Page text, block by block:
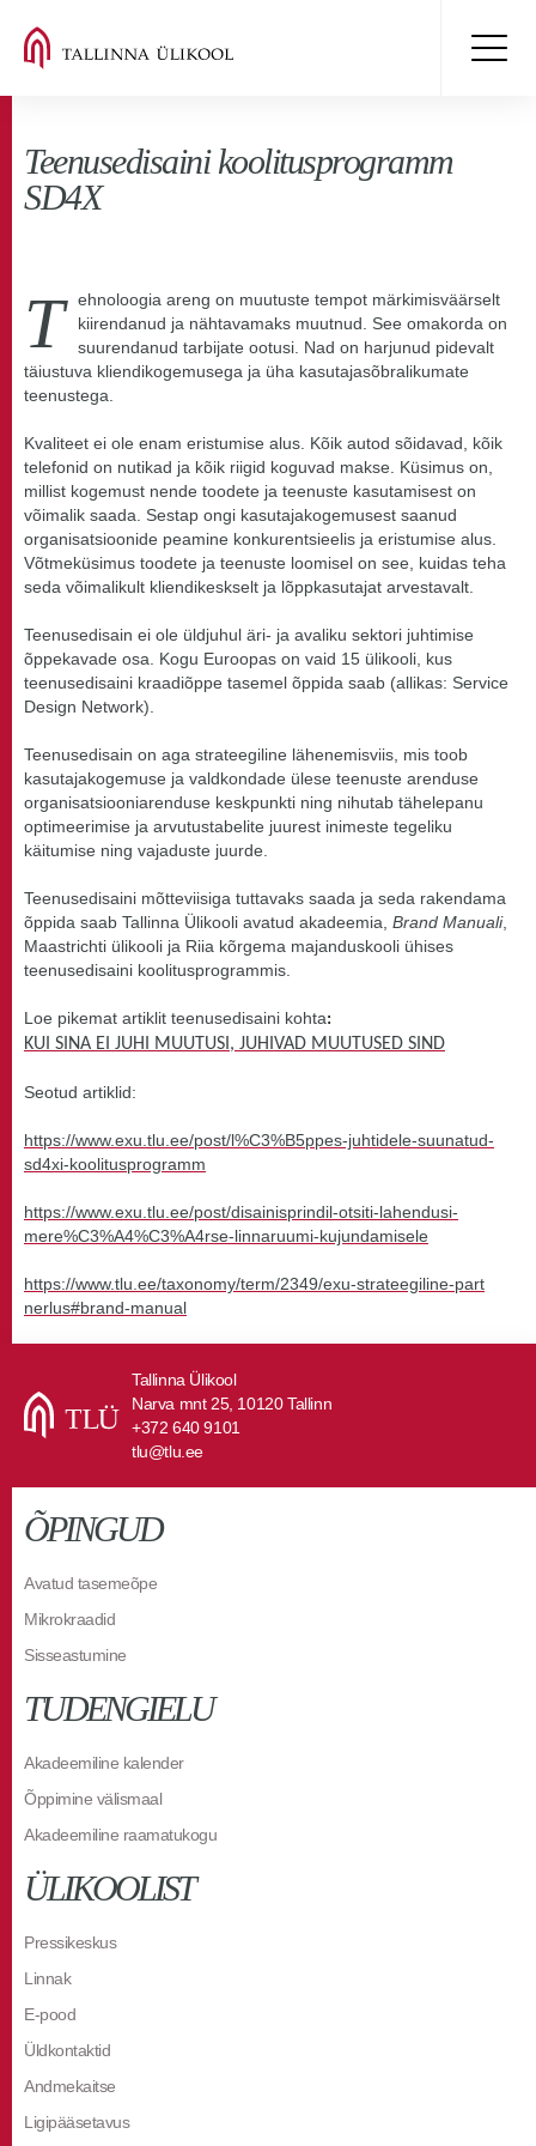
Teenusedisaini koolitusprogramm
SD4X
T
ehnoloogia areng on muutuste tempot märkimisväärselt
kiirendanud ja nähtavamaks muutnud. See omakorda on
suurendanud tarbijate ootusi. Nad on harjunud pidevalt
täiustuva kliendikogemusega ja üha kasutajasõbralikumate
teenustega.
Kvaliteet ei ole enam eristumise alus. Kõik autod sõidavad, kõik
telefonid on nutikad ja kõik riigid koguvad makse. Küsimus on,
millist kogemust nende toodete ja teenuste kasutamisest on
võimalik saada. Sestap ongi kasutajakogemusest saanud
organisatsioonide peamine konkurentsieelis ja eristumise alus.
Võtmeküsimus toodete ja teenuste loomisel on see, kuidas teha
seda võimalikult kliendikeskselt ja lõppkasutajat arvestavalt.
Teenusedisain ei ole üldjuhul äri- ja avaliku sektori juhtimise
õppekavade osa. Kogu Euroopas on vaid 15 ülikooli, kus
teenusedisaini kraadiõppe tasemel õppida saab (allikas: Service
Design Network).
Teenusedisain on aga strateegiline lähenemisviis, mis toob
kasutajakogemuse ja valdkondade ülese teenuste arenduse
organisatsiooniarenduse keskpunkti ning nihutab tähelepanu
optimeerimise ja arvutustabelite juurest inimeste tegeliku
käitumise ning vajaduste juurde.
Teenusedisaini mõtteviisiga tuttavaks saada ja seda rakendama
õppida saab Tallinna Ülikooli avatud akadeemia, Brand Manuali,
Maastrichti ülikooli ja Riia kõrgema majanduskooli ühises
teenusedisaini koolitusprogrammis.
Loe pikemat artiklit teenusedisaini kohta:
KUI SINA EI JUHI MUUTUSI, JUHIVAD MUUTUSED SIND
Seotud artiklid:
https://www.exu.tlu.ee/post/l%C3%B5ppes-juhtidele-suunatud-
sd4xi-koolitusprogramm
https://www.exu.tlu.ee/post/disainisprindil-otsiti-lahendusi-
mere%C3%A4%C3%A4rse-linnaruumi-kujundamisele
https://www.tlu.ee/taxonomy/term/2349/exu-strateegiline-part
nerlus#brand-manual
Tallinna Ülikool
Narva mnt 25, 10120 Tallinn
+372 640 9101
tlu@tlu.ee
ÕPINGUD
Avatud tasemeõpe
Mikrokraadid
Sisseastumine
TUDENGIELU
Akadeemiline kalender
Õppimine välismaal
Akadeemiline raamatukogu
ÜLIKOOLIST
Pressikeskus
Linnak
E-pood
Üldkontaktid
Andmekaitse
Ligipääsetavus